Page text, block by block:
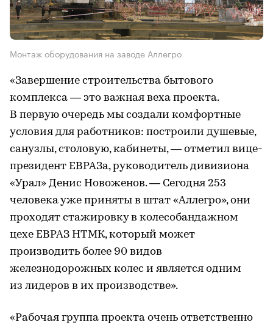
Монтаж оборудования на заводе Аллегро
«Завершение строительства бытового
комплекса — это важная веха проекта.
В первую очередь мы создали комфортные
условия для работников: построили душевые,
санузлы, столовую, кабинеты, — отметил вице-
президент ЕВРАЗа, руководитель дивизиона
«Урал» Денис Новоженов. — Сегодня 253
человека уже приняты в штат «Аллегро», они
проходят стажировку в колесобандажном
цехе ЕВРАЗ НТМК, который может
производить более 90 видов
железнодорожных колес и является одним
из лидеров в их производстве».
«Рабочая группа проекта очень ответственно